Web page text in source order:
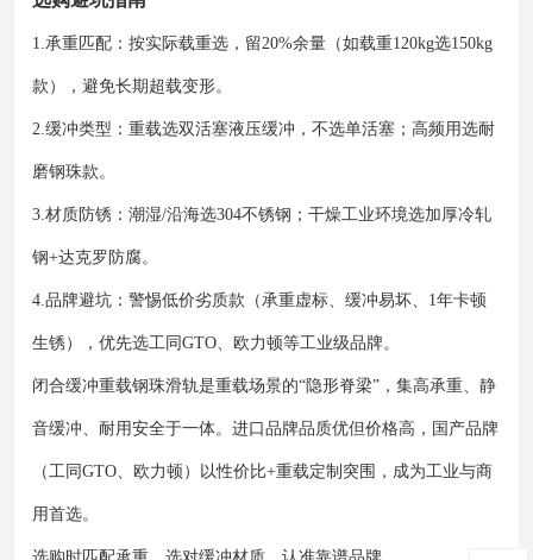
1.承重匹配：按实际载重选，留20%余量（如载重120kg选150kg
款），避免长期超载变形。
2.缓冲类型：重载选双活塞液压缓冲，不选单活塞；高频用选耐
磨钢珠款。
3.材质防锈：潮湿/沿海选304不锈钢；干燥工业环境选加厚冷轧
钢+达克罗防腐。
4.品牌避坑：警惕低价劣质款（承重虚标、缓冲易坏、1年卡顿
生锈），优先选工同GTO、欧力顿等工业级品牌。
闭合缓冲重载钢珠滑轨是重载场景的“隐形脊梁”，集高承重、静
音缓冲、耐用安全于一体。进口品牌品质优但价格高，国产品牌
（工同GTO、欧力顿）以性价比+重载定制突围，成为工业与商
用首选。